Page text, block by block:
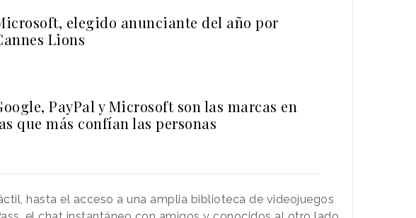
elegido anunciante del año por
Lions
PayPal y Microsoft son las marcas en
que más confían las personas
hasta el acceso a una amplia biblioteca de videojuegos